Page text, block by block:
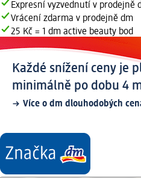
Expresní vyzvednutí v prodejně
Vrácení zdarma v prodejně dm
25 Kč = 1 dm active beauty bod
Každé snížení ceny je
minimálně po dobu 4
Více o dm dlouhodobých